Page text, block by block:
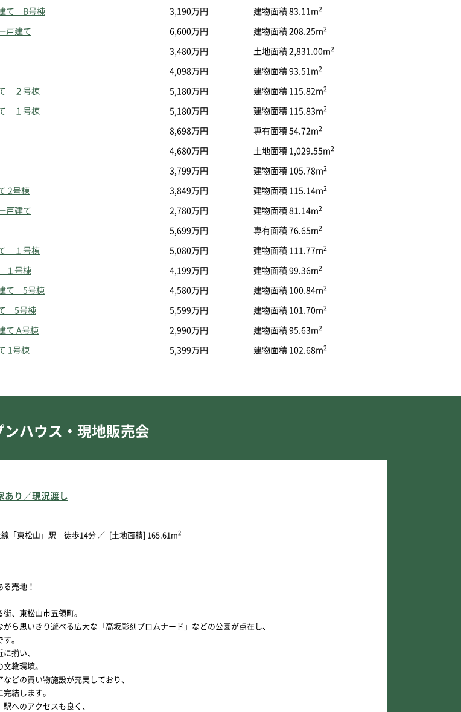
て B号棟 3,190万円 建物面積 83.11m2
戸建て 6,600万円 建物面積 208.25m2
3,480万円 土地面積 2,831.00m2
4,098万円 建物面積 93.51m2
２号棟 5,180万円 建物面積 115.82m2
１号棟 5,180万円 建物面積 115.83m2
8,698万円 専有面積 54.72m2
4,680万円 土地面積 1,029.55m2
3,799万円 建物面積 105.78m2
2号棟 3,849万円 建物面積 115.14m2
戸建て 2,780万円 建物面積 81.14m2
5,699万円 専有面積 76.65m2
１号棟 5,080万円 建物面積 111.77m2
１号棟 4,199万円 建物面積 99.36m2
て 5号棟 4,580万円 建物面積 100.84m2
て 5号棟 5,599万円 建物面積 101.70m2
て A号棟 2,990万円 建物面積 95.63m2
1号棟 5,399万円 建物面積 102.68m2
ンハウス・現地販売会
り／現況渡し
線「東松山」駅 徒歩14分 [土地面積] 165.61m2
売地！
、東松山市五領町。
ら思いきり遊べる広大な「高坂彫刻プロムナード」などの公園が点在し、
。
揃い、
教環境。
どの買い物施設が充実しており、
結します。
へのアクセスも良く、